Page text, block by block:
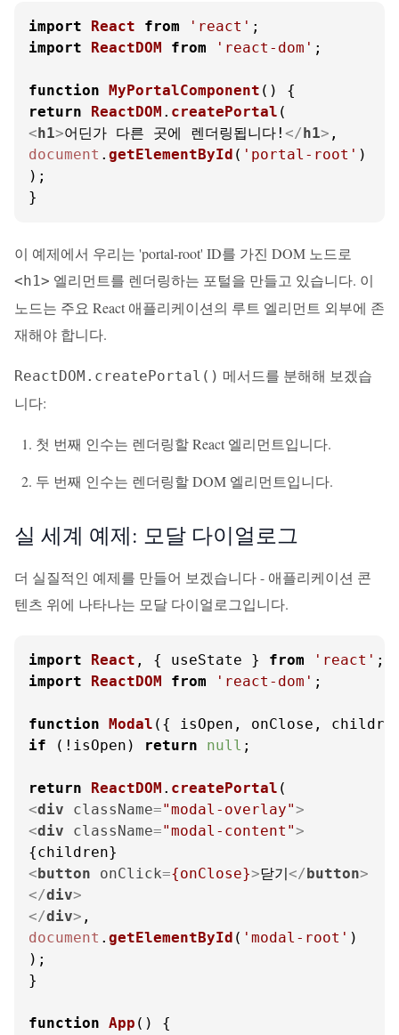
import React from 'react'
import
ReactDOM from 'react-dom' ;
function MyPortalComponent (
return
ReactDOM . createPortal
<h1>어딘가 다른 곳에 렌더링됩니다! </h1>
document . getElementById ( 'portal-root' )
);
}
이 예제에서 우리는 'portal-root' ID를 가진 DOM 노드로
<h1> 엘리먼트를 렌더링하는 포털을 만들고 있습니다. 이
노드는 주요 React 애플리케이션의 루트 엘리먼트 외부에 존
재해야 합니다.
ReactDOM.createPortal() 메서드를 분해해 보겠습
니다:
첫 번째 인수는 렌더링할 React 엘리먼트입니다.
두 번째 인수는 렌더링할 DOM 엘리먼트입니다.
실 세계 예제: 모달 다이얼로그
더 실질적인 예제를 만들어 보겠습니다 - 애플리케이션 콘
텐츠 위에 나타나는 모달 다이얼로그입니다.
import React , { useState } from 'react'
import
ReactDOM from 'react-dom' ;
function Modal ( { isOpen, onClose,
if (!isOpen) return null ;
return ReactDOM . createPortal
<div className="modal-overlay">
<div className="modal-content">
<button onClick={onClose}>닫기</button>
</div>
</div>
document . getElementById ( 'modal-root' )
);
}
function App (